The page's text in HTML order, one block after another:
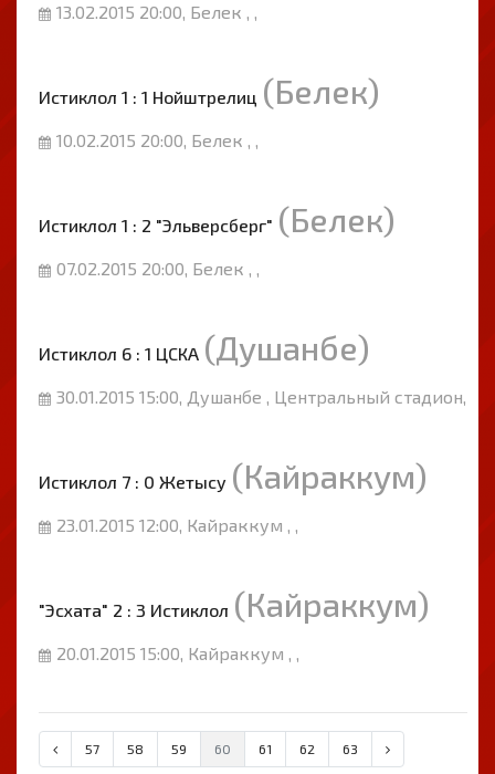
13.02.2015 20:00, Белек , ,
Истиклол 1 : 1 Нойштрелиц (Белек)
10.02.2015 20:00, Белек , ,
Истиклол 1 : 2 "Эльверсберг" (Белек)
07.02.2015 20:00, Белек , ,
Истиклол 6 : 1 ЦСКА (Душанбе)
30.01.2015 15:00, Душанбе , Центральный стадион,
Истиклол 7 : 0 Жетысу (Кайраккум)
23.01.2015 12:00, Кайраккум , ,
"Эсхата" 2 : 3 Истиклол (Кайраккум)
20.01.2015 15:00, Кайраккум , ,
57 58 59 60 61 62 63